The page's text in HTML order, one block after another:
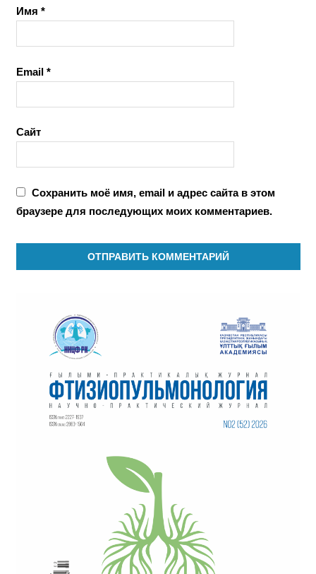
Имя *
Email *
Сайт
Сохранить моё имя, email и адрес сайта в этом
браузере для последующих моих комментариев.